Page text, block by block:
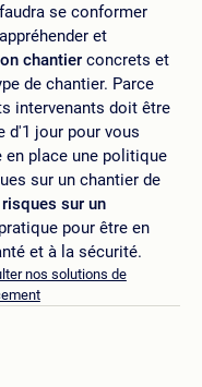
se conformer
et
chantier concrets et
de chantier. Parce
intervenants doit être
d'1 jour pour vous
place une politique
sur un chantier de
sur un
pour être en
et à la sécurité.
nos solutions de